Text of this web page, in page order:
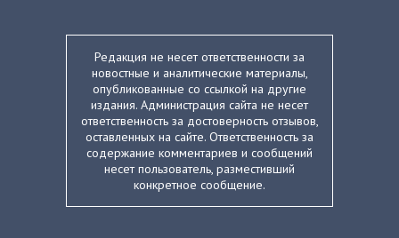
Редакция не несет ответственности за
новостные и аналитические материалы,
опубликованные со ссылкой на другие
издания. Администрация сайта не несет
ответственность за достоверность отзывов,
оставленных на сайте. Ответственность за
содержание комментариев и сообщений
несет пользователь, разместивший
конкретное сообщение.